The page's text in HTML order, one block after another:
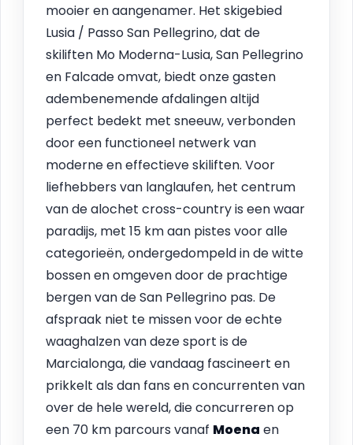
mooier en aangenamer. Het skigebied
Lusia / Passo San Pellegrino, dat de
skiliften Mo Moderna-Lusia, San Pellegrino
en Falcade omvat, biedt onze gasten
adembenemende afdalingen altijd
perfect bedekt met sneeuw, verbonden
door een functioneel netwerk van
moderne en effectieve skiliften. Voor
liefhebbers van langlaufen, het centrum
van de alochet cross-country is een waar
paradijs, met 15 km aan pistes voor alle
categorieën, ondergedompeld in de witte
bossen en omgeven door de prachtige
bergen van de San Pellegrino pas. De
afspraak niet te missen voor de echte
waaghalzen van deze sport is de
Marcialonga, die vandaag fascineert en
prikkelt als dan fans en concurrenten van
over de hele wereld, die concurreren op
een 70 km parcours vanaf Moena en